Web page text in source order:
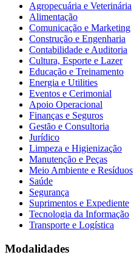
Agropecuária e Veterinária
Alimentação
Comunicação e Marketing
Construção e Engenharia
Contabilidade e Auditoria
Cultura, Esporte e Lazer
Educação e Treinamento
Energia e Utilities
Eventos e Cerimonial
Apoio Operacional
Finanças e Seguros
Gestão e Consultoria
Jurídico
Limpeza e Higienização
Manutenção e Peças
Meio Ambiente e Resíduos
Saúde
Segurança
Suprimentos e Expediente
Tecnologia da Informação
Transporte e Logística
Modalidades